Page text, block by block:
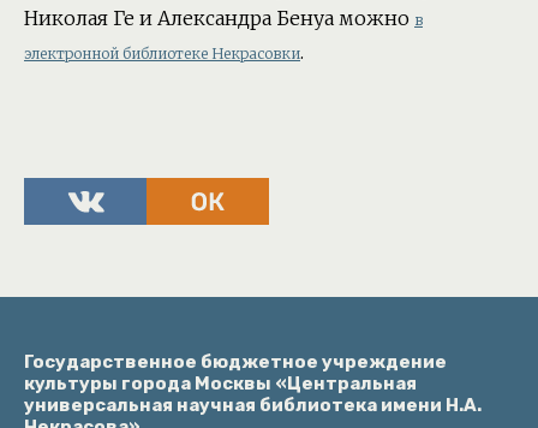
Николая Ге и Александра Бенуа можно в
электронной библиотеке Некрасовки.
Государственное бюджетное учреждение
культуры города Москвы «Центральная
универсальная научная библиотека имени Н.А.